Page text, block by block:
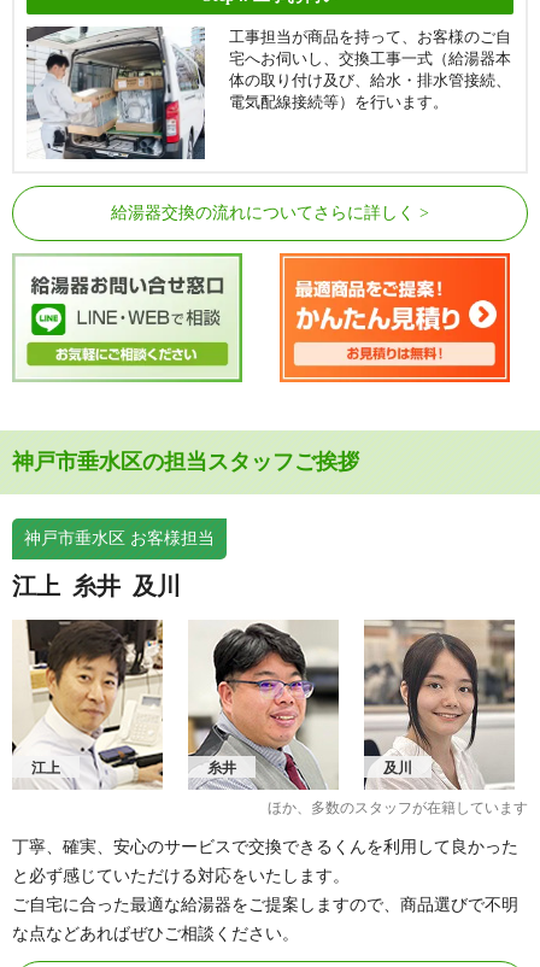
工事担当が商品を持って、お客様のご自
宅へお伺いし、交換工事一式（給湯器本
体の取り付け及び、給水・排水管接続、
電気配線接続等）を行います。
給湯器交換の流れについてさらに詳しく
神戸市垂水区の担当スタッフご挨拶
神戸市垂水区 お客様担当
江上 糸井 及川
江上 糸井 及川
ほか、多数のスタッフが在籍しています
丁寧、確実、安心のサービスで交換できるくんを利用して良かった
と必ず感じていただける対応をいたします。
ご自宅に合った最適な給湯器をご提案しますので、商品選びで不明
な点などあればぜひご相談ください。